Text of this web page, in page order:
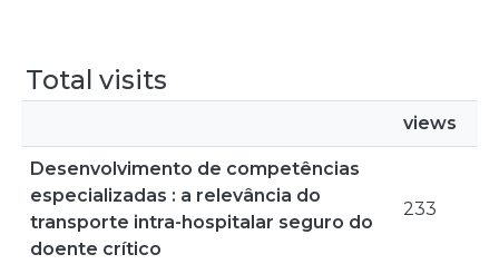
Total visits
views
Desenvolvimento de competências
especializadas : a relevância do
transporte intra-hospitalar seguro do
doente crítico
233